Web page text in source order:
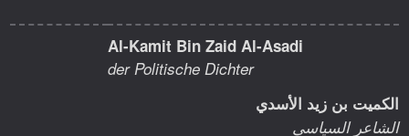
Al-Kamit Bin Zaid Al-Asadi
der Politische Dichter
الكميت بن زيد الأسدي
الشاعر السياسي